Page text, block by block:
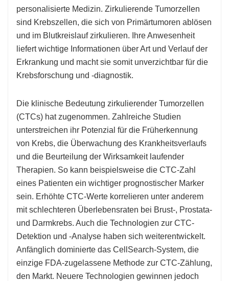
personalisierte Medizin. Zirkulierende Tumorzellen
sind Krebszellen, die sich von Primärtumoren ablösen
und im Blutkreislauf zirkulieren. Ihre Anwesenheit
liefert wichtige Informationen über Art und Verlauf der
Erkrankung und macht sie somit unverzichtbar für die
Krebsforschung und -diagnostik.
Die klinische Bedeutung zirkulierender Tumorzellen
(CTCs) hat zugenommen. Zahlreiche Studien
unterstreichen ihr Potenzial für die Früherkennung
von Krebs, die Überwachung des Krankheitsverlaufs
und die Beurteilung der Wirksamkeit laufender
Therapien. So kann beispielsweise die CTC-Zahl
eines Patienten ein wichtiger prognostischer Marker
sein. Erhöhte CTC-Werte korrelieren unter anderem
mit schlechteren Überlebensraten bei Brust-, Prostata-
und Darmkrebs. Auch die Technologien zur CTC-
Detektion und -Analyse haben sich weiterentwickelt.
Anfänglich dominierte das CellSearch-System, die
einzige FDA-zugelassene Methode zur CTC-Zählung,
den Markt. Neuere Technologien gewinnen jedoch